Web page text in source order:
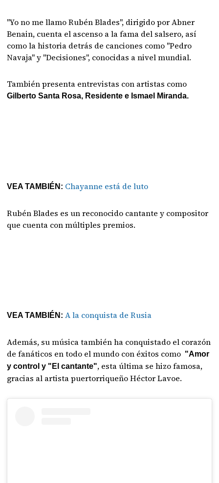
"Yo no me llamo Rubén Blades", dirigido por Abner
Benain, cuenta el ascenso a la fama del salsero, así
como la historia detrás de canciones como "Pedro
Navaja" y "Decisiones", conocidas a nivel mundial.
También presenta entrevistas con artistas como
Gilberto Santa Rosa, Residente e Ismael Miranda.
VEA TAMBIÉN: Chayanne está de luto
Rubén Blades es un reconocido cantante y compositor
que cuenta con múltiples premios.
VEA TAMBIÉN: A la conquista de Rusia
Además, su música también ha conquistado el corazón
de fanáticos en todo el mundo con éxitos como "Amor
y control y "El cantante", esta última se hizo famosa,
gracias al artista puertorriqueño Héctor Lavoe.